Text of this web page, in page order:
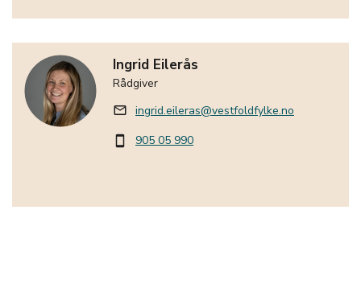
Ingrid Eilerås
Rådgiver
mail_outline ingrid.eileras@vestfoldfylke.no
smartphone 905 05 990